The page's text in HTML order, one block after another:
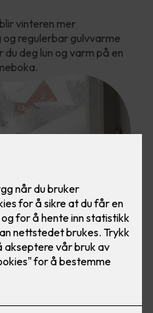
vinteren mer
regulerbar gulvvarme
deg lun og varm på en
vår nettbutikk